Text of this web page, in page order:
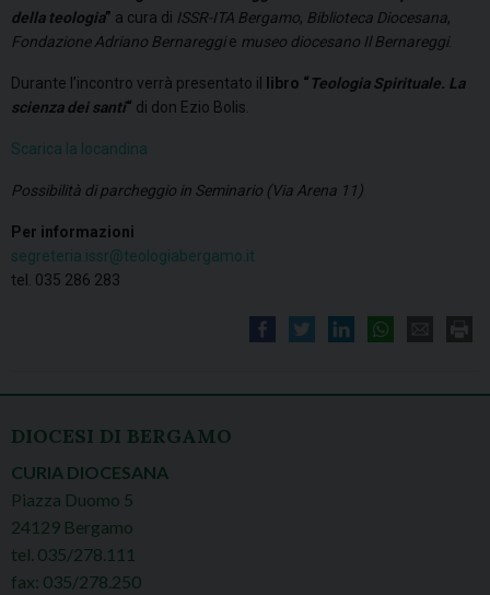
della teologia” a cura di ISSR-ITA Bergamo, Biblioteca Diocesana,
Fondazione Adriano Bernareggie museo diocesano Il Bernareggi.
Durante l’incontro verrà presentato il libro “ Teologia Spirituale. La
scienza dei santi“ di don Ezio Bolis.
Scarica la locandina
Possibilità di parcheggio in Seminario (Via Arena 11)
Per informazioni
segreteria.issr@teologiabergamo.it
tel. 035 286 283
DIOCESI DI BERGAMO
CURIA DIOCESANA
Piazza Duomo 5
24129 Bergamo
tel. 035/278.111
fax: 035/278.250